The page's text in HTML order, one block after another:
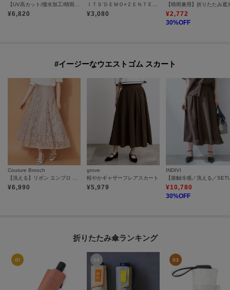
¥6,820 ¥3,080 ¥2,772
30%OFF
#イージーなウエストゴム スカート
Couture Brooch
¥6,990
grove
軽やかギャザーフレアスカート
¥5,979
INDIVI
¥10,780
30%OFF
折りたたみ傘ランキング